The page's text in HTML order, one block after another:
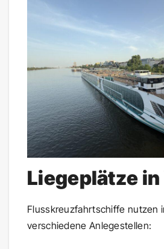
Liegeplätze
Flusskreuzfahrtschiffe nutzen
verschiedene Anlegestellen: